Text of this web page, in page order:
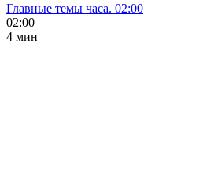
Главные темы часа. 02:00
02:00
4 мин